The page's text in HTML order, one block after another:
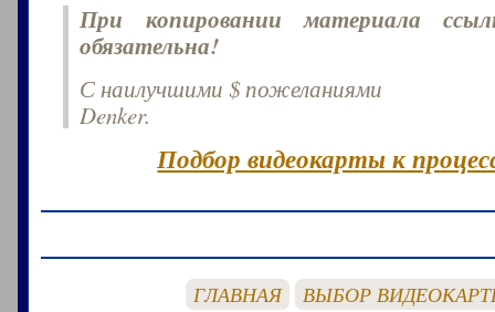
При копировании материала
обязательна!
С наилучшими $ пожеланиями
Denker.
Подбор видеокарты к
ГЛАВНАЯ ВЫБОР